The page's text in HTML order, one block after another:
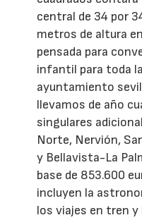
central de 34 por
metros de altura
pensada para
infantil para toda
ayuntamiento
llevamos de año
singulares
Norte, Nervión,
y Bellavista-La
base de 853.600
incluyen la
los viajes en tren